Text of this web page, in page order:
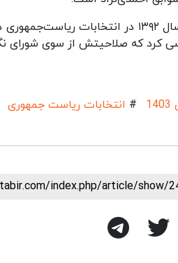
کرد که صلاحیتش از سوی شورای
# انتخابات ریاست جمهوری
index.php/article/show/